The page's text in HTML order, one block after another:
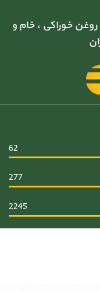
خوراکی ، خام و
62
277
2245